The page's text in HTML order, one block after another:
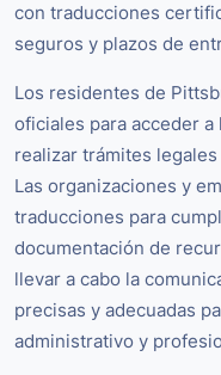
con traducciones
seguros y plazos de
Los residentes de
oficiales para acceder
realizar trámites
Las organizaciones y
traducciones para
documentación de
llevar a cabo la
precisas y adecuadas
administrativo y